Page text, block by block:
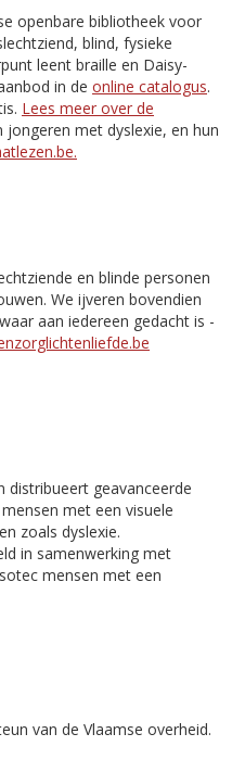
openbare bibliotheek voor
blind, fysieke
leent braille en Daisy-
in de online catalogus.
Lees meer over de
jongeren met dyslexie, en hun
en blinde personen
We ijveren bovendien
aan iedereen gedacht is -
geavanceerde
met een visuele
zoals dyslexie.
in samenwerking met
mensen met een
van de Vlaamse overheid.